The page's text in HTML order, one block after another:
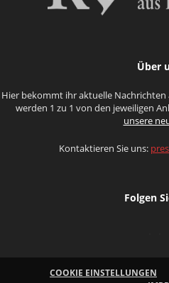
Über
Hier bekommt ihr aktuelle Nachrichten
werden 1 zu 1 von den jeweiligen
unsere
Kontaktieren Sie uns:
Folgen
COOKIE EINSTELLUNGEN